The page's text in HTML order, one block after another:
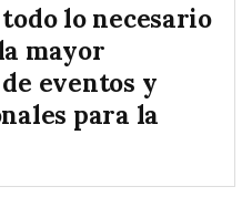
lo necesario
mayor
eventos y
para la